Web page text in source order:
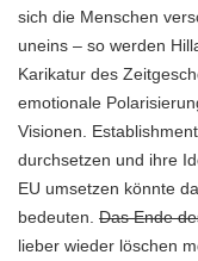
sich die Menschen
uneins – so werden
Karikatur des
emotionale
Visionen.
durchsetzen und ihre
EU umsetzen könnte
bedeuten. Das Ende
lieber wieder löschen